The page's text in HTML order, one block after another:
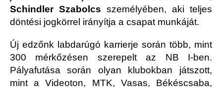
Schindler Szabolcs személyében, aki teljes
döntési jogkörrel irányítja a csapat munkáját.
Új edzőnk labdarúgó karrierje során több, mint
300 mérkőzésen szerepelt az NB I-ben.
Pályafutása során olyan klubokban játszott,
mint a Videoton, MTK, Vasas, Békéscsaba,